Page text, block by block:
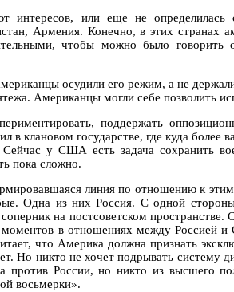
или еще не
Армения. Конечно, в этих странах
чтобы можно было говорить
осудили его режим, а не
Американцы могли себе позволить
поддержать
клановом государстве, где куда более
у США есть задача сохранить
пока сложно.
линия по отношению к
Одна из них Россия. С одной
на постсоветском пространстве.
в отношениях между Россией
что Америка должна признать
Но никто не хочет подрывать систему
России, но никто из высшего
восьмерки».